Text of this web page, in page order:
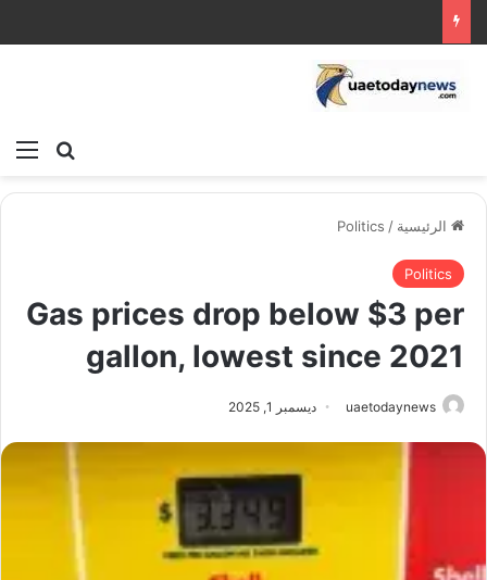
بحث
الرئيسية /
Politics
Politics
Gas prices drop below $3 per
gallon, lowest since 2021
uaetodaynews ديسمبر 1, 2025